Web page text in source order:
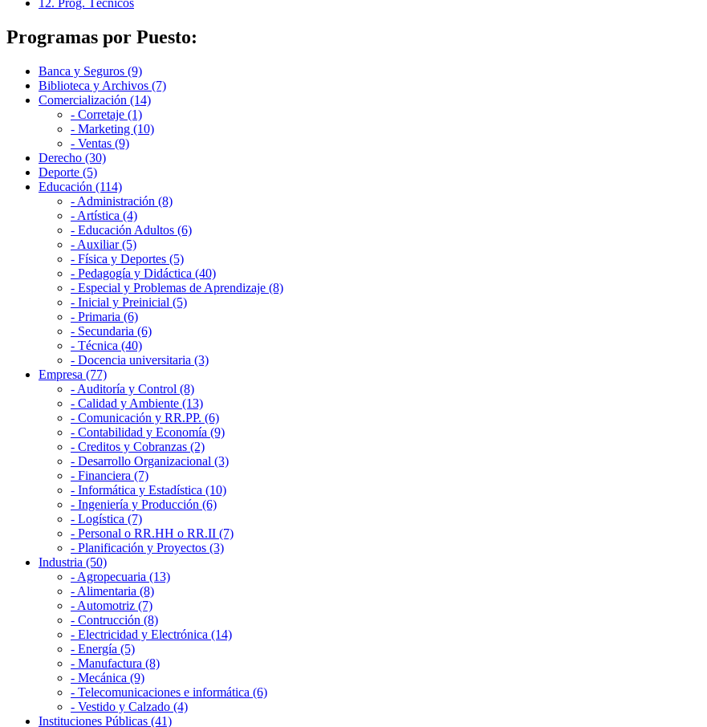
Programas por Puesto:
Banca y Seguros (9)
Biblioteca y Archivos (7)
Comercialización (14)
- Corretaje (1)
- Marketing (10)
- Ventas (9)
Derecho (30)
Deporte (5)
Educación (114)
- Administración (8)
- Artística (4)
- Educación Adultos (6)
- Auxiliar (5)
- Física y Deportes (5)
- Pedagogía y Didáctica (40)
- Especial y Problemas de Aprendizaje (8)
- Inicial y Preinicial (5)
- Primaria (6)
- Secundaria (6)
- Técnica (40)
- Docencia universitaria (3)
Empresa (77)
- Auditoría y Control (8)
- Calidad y Ambiente (13)
- Comunicación y RR.PP. (6)
- Contabilidad y Economía (9)
- Creditos y Cobranzas (2)
- Desarrollo Organizacional (3)
- Financiera (7)
- Informática y Estadística (10)
- Ingeniería y Producción (6)
- Logística (7)
- Personal o RR.HH o RR.II (7)
- Planificación y Proyectos (3)
Industria (50)
- Agropecuaria (13)
- Alimentaria (8)
- Automotriz (7)
- Contrucción (8)
- Electricidad y Electrónica (14)
- Energía (5)
- Manufactura (8)
- Mecánica (9)
- Telecomunicaciones e informática (6)
- Vestido y Calzado (4)
Instituciones Públicas (41)